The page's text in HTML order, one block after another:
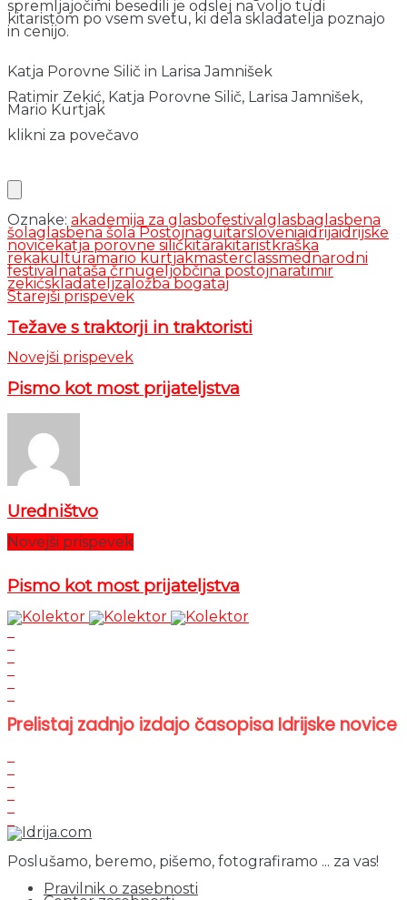
spremljajočimi besedili je odslej na voljo tudi
kitaristom po vsem svetu, ki dela skladatelja poznajo
in cenijo.
Katja Porovne Silič in Larisa Jamnišek
Ratimir Zekić, Katja Porovne Silič, Larisa Jamnišek,
Mario Kurtjak
klikni za povečavo
Oznake: akademija za glasbofestival glasbaglasbena
šolaglasbena šola Postojnaguitarsloveniaidrijaidrijske
novicekatja porovne siličkitarakitaristkraška
rekakulturamario kurtjakmasterclassmednarodni
festivalnataša črnugeljobčina postojnaratimir
zekićskladateljzaložba bogataj
Starejši prispevek
Težave s traktorji in traktoristi
Novejši prispevek
Pismo kot most prijateljstva
Uredništvo
Novejši prispevek
Pismo kot most prijateljstva
Prelistaj zadnjo izdajo časopisa Idrijske novice
Poslušamo, beremo, pišemo, fotografiramo ... za vas!
Pravilnik o zasebnosti